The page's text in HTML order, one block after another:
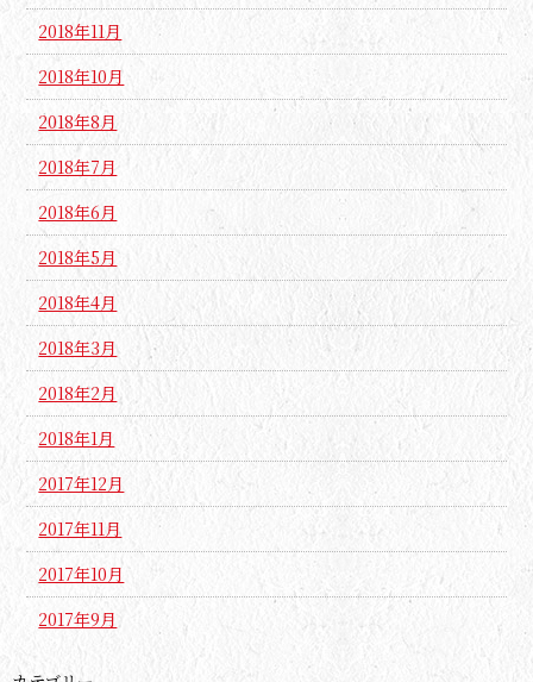
2018年11月
2018年10月
2018年8月
2018年7月
2018年6月
2018年5月
2018年4月
2018年3月
2018年2月
2018年1月
2017年12月
2017年11月
2017年10月
2017年9月